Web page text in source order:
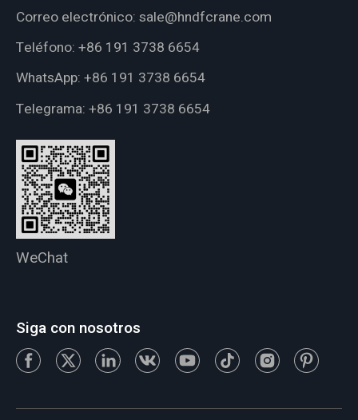
Correo electrónico: sale@hndfcrane.com
Teléfono: +86 191 3738 6654
WhatsApp: +86 191 3738 6654
Telegrama: +86 191 3738 6654
WeChat
Siga con nosotros